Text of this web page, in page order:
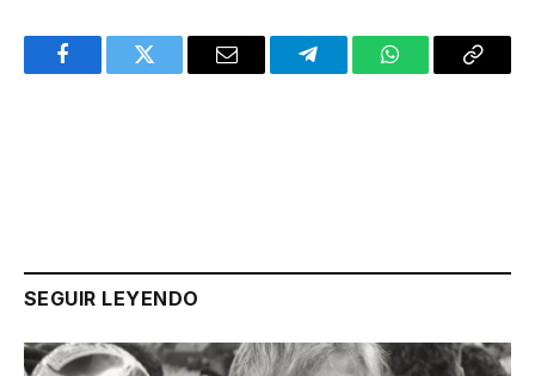
FacebookTwitter Email TelegramWhatsAppCopy
SEGUIR LEYENDO